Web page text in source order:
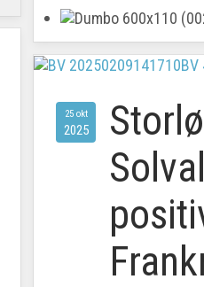
25 okt
2025